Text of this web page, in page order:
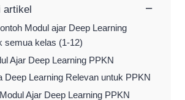
artikel −
Modul ajar Deep Learning
semua kelas (1-12)
Ajar Deep Learning PPKN
Deep Learning Relevan untuk PPKN
Ajar Deep Learning PPKN